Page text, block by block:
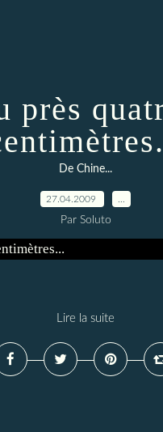
près
De Chine...
27.04.2009
Par Soluto
Lire la suite